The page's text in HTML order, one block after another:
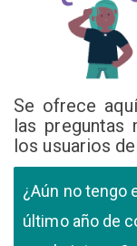
Se ofrece
las preguntas
los usuarios
¿Aún no tengo
último año de